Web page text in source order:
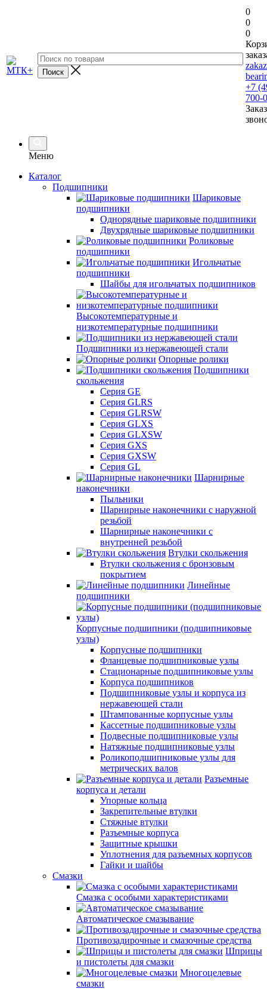
0
0
0
+7
700-
Меню
Каталог
Подшипники
Шариковые
подшипники
Однорядные шариковые подшипники
Двухрядные шариковые подшипники
Роликовые
подшипники
Игольчатые
подшипники
Шайбы для игольчатых подшипников
Высокотемпературные и
низкотемпературные подшипники
Подшипники из нержавеющей стали
Опорные ролики
Подшипники
скольжения
Серия GE
Серия GLRS
Серия GLRSW
Серия GLXS
Серия GLXSW
Серия GXS
Серия GXSW
Серия GL
Шарнирные
наконечники
Пыльники
Шарнирные наконечники с наружной
резьбой
Шарнирные наконечники с
внутренней резьбой
Втулки скольжения
Втулки скольжения с бронзовым
покрытием
Линейные
подшипники
Корпусные подшипники (подшипниковые
узлы)
Корпусные подшипники
Фланцевые подшипниковые узлы
Стационарные подшипниковые узлы
Корпуса подшипников
Подшипниковые узлы и корпуса из
нержавеющей стали
Штампованные корпусные узлы
Кассетные подшипниковые узлы
Подвесные подшипниковые узлы
Натяжные подшипниковые узлы
Роликоподшипниковые узлы для
метрических валов
Разъемные
корпуса и детали
Упорные кольца
Закрепительные втулки
Стяжные втулки
Разъемные корпуса
Защитные крышки
Уплотнения для разъемных корпусов
Гайки и шайбы
Смазки
Смазка с особыми характеристиками
Автоматическое смазывание
Противозадирочные и смазочные средства
Шприцы
и пистолеты для смазки
Многоцелевые
смазки